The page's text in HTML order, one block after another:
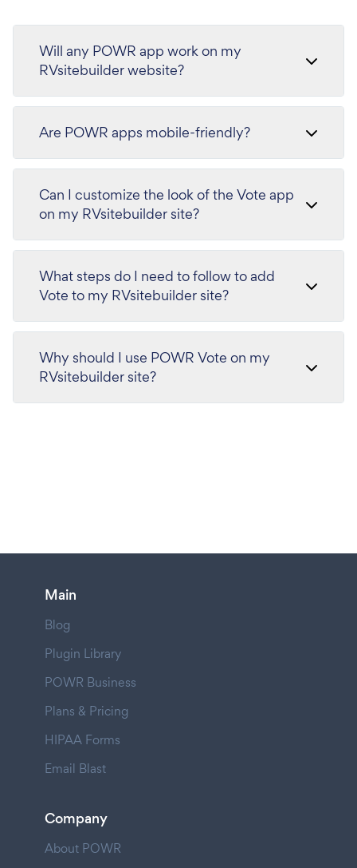
Will any POWR app work on my
RVsitebuilder website?
Are POWR apps mobile-friendly?
Can I customize the look of the Vote app
on my RVsitebuilder site?
What steps do I need to follow to add
Vote to my RVsitebuilder site?
Why should I use POWR Vote on my
RVsitebuilder site?
Main
Blog
Plugin Library
POWR Business
Plans & Pricing
HIPAA Forms
Email Blast
Company
About POWR